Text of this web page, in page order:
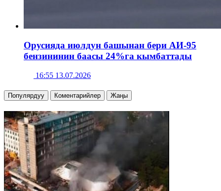
Орусияда июлдун башынан бери АИ-95
бензининин баасы 24%га кымбаттады
16:55 13.07.2026
Популярдуу Коментарийлер Жаңы